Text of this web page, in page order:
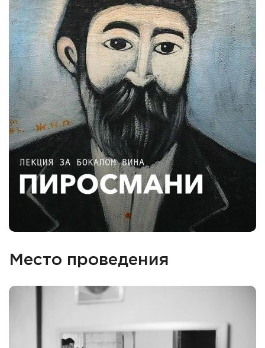
Место проведения